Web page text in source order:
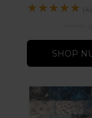
★★★★★ (4)
SHOP